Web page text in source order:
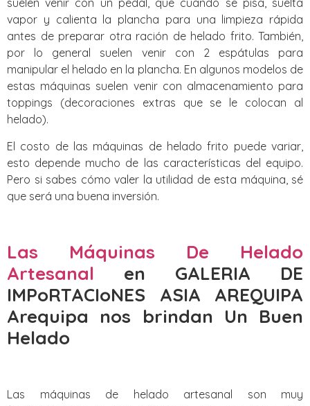
suelen venir con un pedal, que cuando se pisa, suelta
vapor y calienta la plancha para una limpieza rápida
antes de preparar otra ración de helado frito. También,
por lo general suelen venir con 2 espátulas para
manipular el helado en la plancha. En algunos modelos de
estas máquinas suelen venir con almacenamiento para
toppings (decoraciones extras que se le colocan al
helado).
El costo de las máquinas de helado frito puede variar,
esto depende mucho de las características del equipo.
Pero si sabes cómo valer la utilidad de esta máquina, sé
que será una buena inversión.
Las Máquinas De Helado
Artesanal en GALERIA DE
IMPoRTACIoNES ASIA AREQUIPA
Arequipa nos brindan Un Buen
Helado
Las máquinas de helado artesanal son muy